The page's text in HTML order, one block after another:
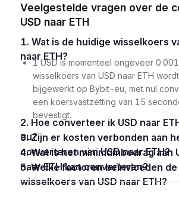
Veelgestelde vragen over de
USD naar ETH
1. Wat is de huidige wisselkoers van USD
naar ETH?
1 USD is momenteel ongeveer
wisselkoers van USD naar ETH
bijgewerkt op Bybit-eu, met nul
een koersvastzetting van 15
bevestigt.
2. Hoe converteer ik USD naar ETH op Bybit-
eu?
3. Zijn er kosten verbonden aan het
converteren van USD naar ETH?
4. Wat is het minimumbedrag aan USD dat ik
naar ETH kan converteren?
5. Welke factoren beïnvloeden de
wisselkoers van USD naar ETH?